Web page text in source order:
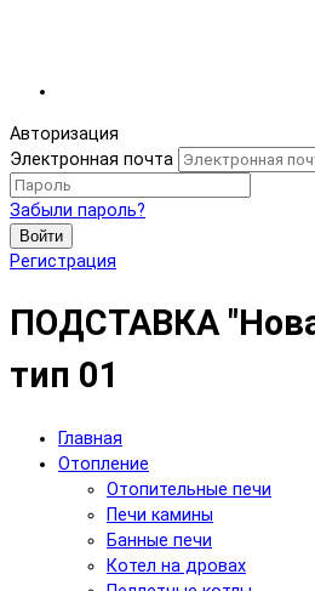
Авторизация
Электронная почта
Забыли пароль?
Войти
Регистрация
ПОДСТАВКА
тип 01
Главная
Отопление
Отопительные печи
Печи камины
Банные печи
Котел на дровах